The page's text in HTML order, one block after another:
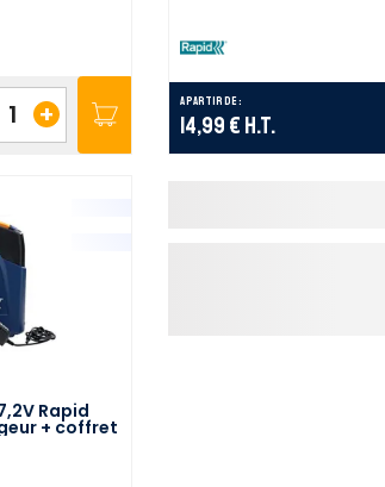
+ A partir de :
14,99 € H.T.
Rapid
+ coffret